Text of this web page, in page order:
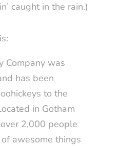
caught in the rain.)
Company was
has been
to the
in Gotham
2,000 people
awesome things